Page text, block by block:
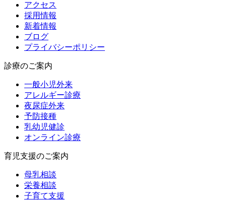
アクセス
採用情報
新着情報
ブログ
プライバシーポリシー
診療のご案内
一般小児外来
アレルギー診療
夜尿症外来
予防接種
乳幼児健診
オンライン診療
育児支援のご案内
母乳相談
栄養相談
子育て支援